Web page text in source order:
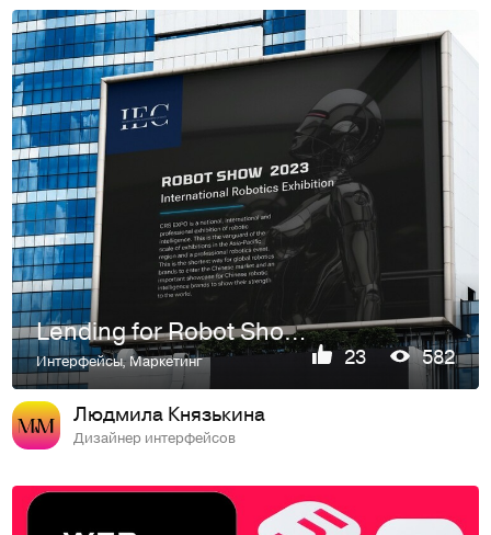
Lending for Robot Show | Промо-лендинг
Интерфейсы,Маркетинг 23 582
Людмила Князькина
Дизайнер интерфейсов